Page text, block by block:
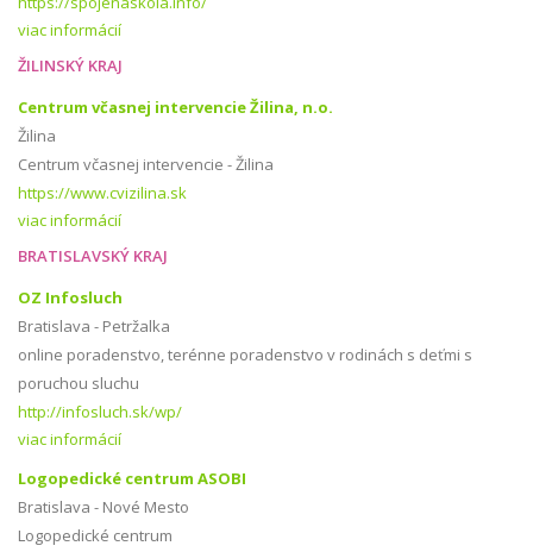
viac informácií
ŽILINSKÝ KRAJ
Centrum včasnej intervencie Žilina, n.o.
Žilina
Centrum včasnej intervencie - Žilina
https://www.cvizilina.sk
viac informácií
BRATISLAVSKÝ KRAJ
OZ Infosluch
Bratislava - Petržalka
online poradenstvo, terénne poradenstvo v rodinách s deťmi s
poruchou sluchu
http://infosluch.sk/wp/
viac informácií
Logopedické centrum ASOBI
Bratislava - Nové Mesto
Logopedické centrum